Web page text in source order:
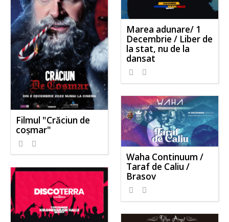
Filmul "Crăciun de
coșmar"
Marea adunare/ 1
Decembrie / Liber de
la stat, nu de la
dansat
Waha Continuum /
Taraf de Caliu /
Brasov